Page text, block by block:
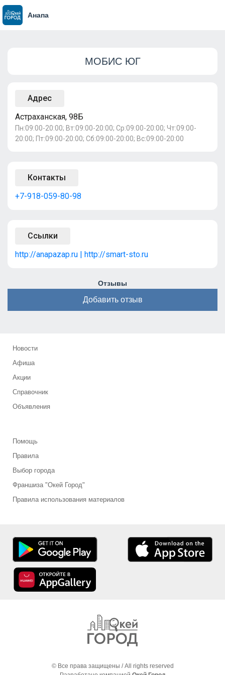
Анапа
МОБИС ЮГ
Адрес
Астраханская, 98Б
Пн:09:00-20:00; Вт:09:00-20:00; Ср:09:00-20:00; Чт:09:00-
20:00; Пт:09:00-20:00; Сб:09:00-20:00; Вс:09:00-20:00
Контакты
+7-918-059-80-98
Ссылки
http://anapazap.ru | http://smart-sto.ru
Отзывы
Добавить отзыв
Новости
Афиша
Акции
Справочник
Объявления
Помощь
Правила
Выбор города
Франшиза "Окей Город"
Правила использования материалов
© Все права защищены / All rights reserved